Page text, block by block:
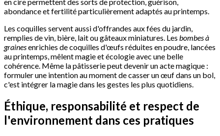
abondance et fertilité particulièrement adaptés au printemps.
Les coquilles servent aussi d'offrandes aux fées du jardin,
remplies de vin, bière, lait ou gâteaux miniatures. Les bombes à
grainesenrichies de coquilles d'œufs réduites en poudre, lancées
au printemps, mêlent magie et écologie avec une belle
cohérence. Même la pâtisserie peut devenir un acte magique :
formuler une intention au moment de casser un œuf dans un bol,
c'est intégrer la magie dans les gestes les plus quotidiens.
Éthique, responsabilité et respect de
l'environnement dans ces pratiques